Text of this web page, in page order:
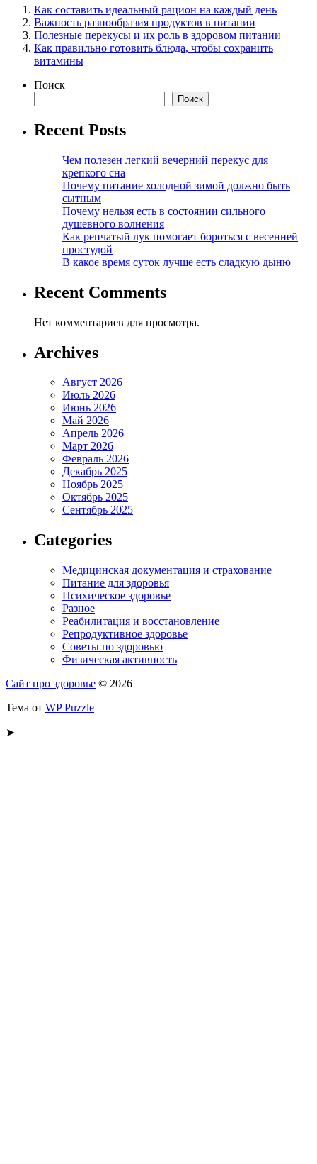
Как составить идеальный рацион на каждый день
Важность разнообразия продуктов в питании
Полезные перекусы и их роль в здоровом питании
Как правильно готовить блюда, чтобы сохранить
витамины
Поиск
Поиск
Recent Posts
Чем полезен легкий вечерний перекус для
крепкого сна
Почему питание холодной зимой должно быть
сытным
Почему нельзя есть в состоянии сильного
душевного волнения
Как репчатый лук помогает бороться с весенней
простудой
В какое время суток лучше есть сладкую дыню
Recent Comments
Нет комментариев для просмотра.
Archives
Август 2026
Июль 2026
Июнь 2026
Май 2026
Апрель 2026
Март 2026
Февраль 2026
Декабрь 2025
Ноябрь 2025
Октябрь 2025
Сентябрь 2025
Categories
Медицинская документация и страхование
Питание для здоровья
Психическое здоровье
Разное
Реабилитация и восстановление
Репродуктивное здоровье
Советы по здоровью
Физическая активность
Сайт про здоровье © 2026
Тема от WP Puzzle
➤